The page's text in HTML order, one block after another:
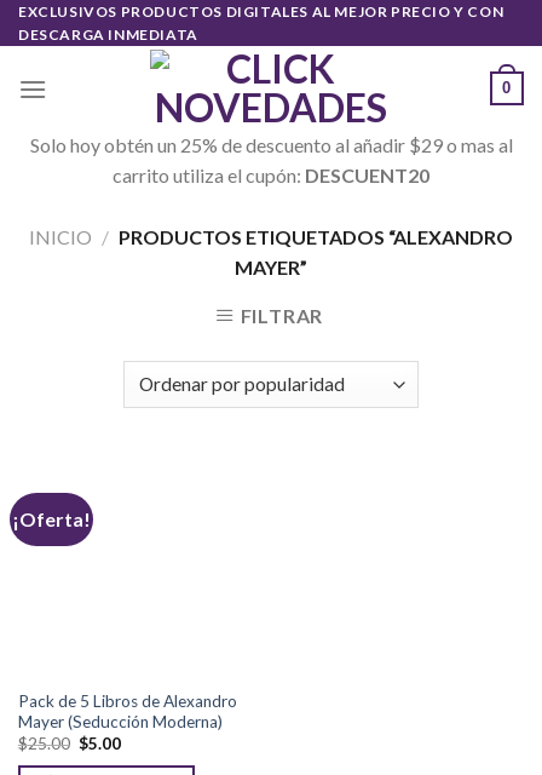
Skip
to
EXCLUSIVOS PRODUCTOS DIGITALES AL MEJOR PRECIO Y CON
DESCARGA INMEDIATA
0
Solo hoy obtén un 25% de descuento al añadir $29 o mas al
carrito utiliza el cupón: DESCUENT20
INICIO / PRODUCTOS ETIQUETADOS “ALEXANDRO
MAYER”
FILTRAR
¡Oferta!
Pack de 5 Libros de Alexandro
Mayer (Seducción Moderna)
$25.00 $5.00